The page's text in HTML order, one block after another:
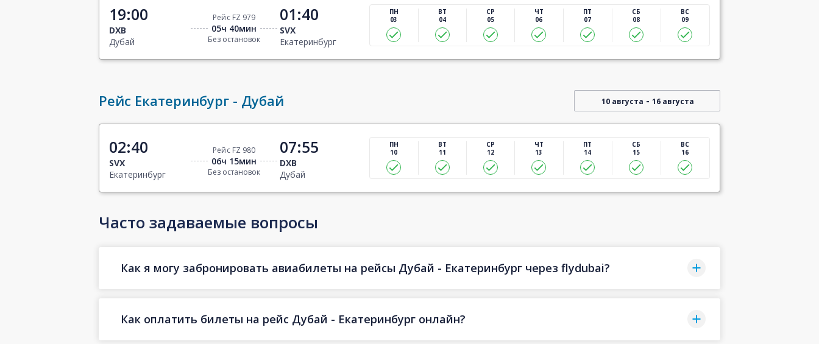
19:00
DXB
Дубай
Рейс FZ 979
05ч 40мин
Без остановок
01:40
SVX
Екатеринбург
ПН
03
ВТ
04
СР
05
ЧТ
06
ПТ
07
СБ
08
ВС
09
Рейс Екатеринбург - Дубай 10 августа - 16 августа
02:40
SVX
Екатеринбург
Рейс FZ 980
06ч 15мин
Без остановок
07:55
DXB
Дубай
ПН
10
ВТ
11
СР
12
ЧТ
13
ПТ
14
СБ
15
ВС
16
Часто задаваемые вопросы
Как я могу забронировать авиабилеты на рейсы Дубай - Екатеринбург через flydubai?
Как оплатить билеты на рейс Дубай - Екатеринбург онлайн?